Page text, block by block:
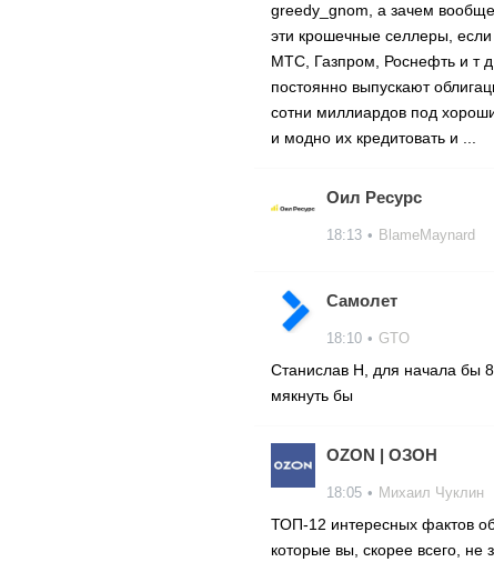
greedy_gnom, а зачем
эти крошечные селлеры, если
МТС, Газпром, Роснефть и т д
постоянно выпускают
сотни миллиардов под
и модно их кредитовать и ...
Оил Ресурс
18:13 • BlameMaynard
Самолет
18:10 • GTO
Станислав Н, для начала бы
мякнуть бы
OZON | ОЗОН
18:05 • Михаил Чуклин
ТОП-12 интересных фактов
которые вы, скорее всего, не